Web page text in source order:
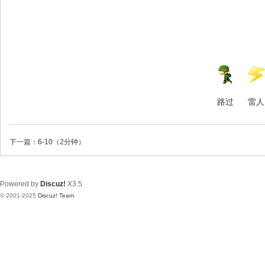
路过 雷人
下一篇： 6-10（2分钟）
Powered by Discuz! X3.5
© 2001-2025 Discuz! Team